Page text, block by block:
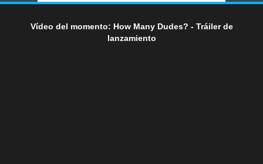
Vídeo del momento: How Many Dudes? - Tráiler de
lanzamiento